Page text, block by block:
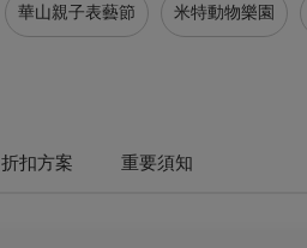
華山親子表藝節 米特動物樂園
折扣方案 重要須知